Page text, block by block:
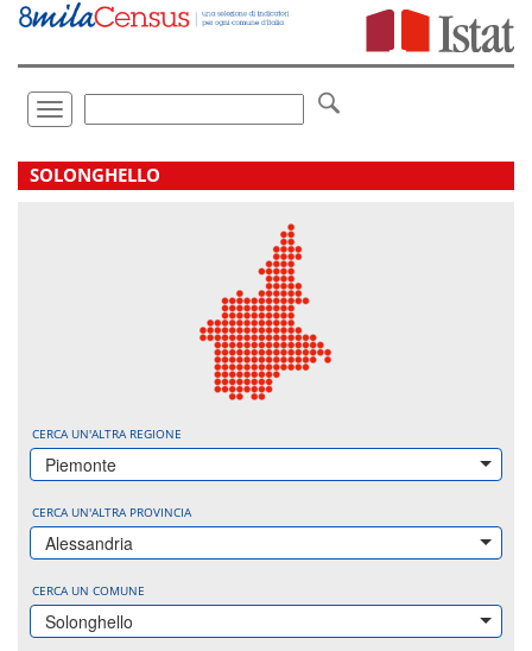
Vai
direttamente
Toggle
navigation
.
SOLONGHELLO
CERCA UN'ALTRA REGIONE
Piemonte
CERCA UN'ALTRA PROVINCIA
Alessandria
CERCA UN COMUNE
Solonghello